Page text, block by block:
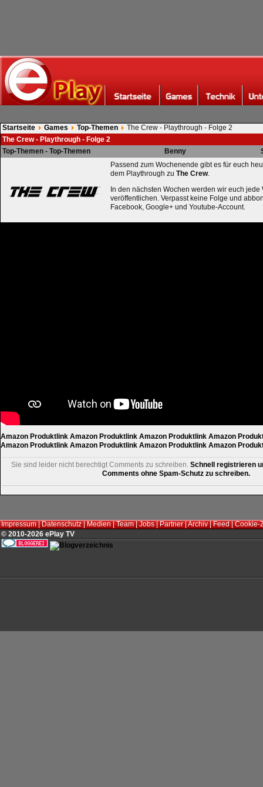
Startseite Games Top-Themen
The Crew - Playthrough - Folge 2
The Crew - Playthrough - Folge 2
Top-Themen - Top-Themen
Benny
Passend zum Wochenende gibt es für euch
dem Playthrough zu The Crew.
In den nächsten Wochen werden wir euch jede
veröffentlichen. Verpasst keine Folge und
Facebook, Google+ und Youtube-Account.
Amazon Produktlink Amazon Produktlink Amazon Produktlink Amazon
Amazon Produktlink Amazon Produktlink Amazon Produktlink Amazon
Sie sind leider nicht berechtigt Comments zu schreiben. Schnell registrieren
Comments ohne Spam-Schutz zu schreiben.
Impressum|Datenschutz|Medien|Team|Jobs|Partner|Archiv|Feed|Cookie-
© 2010-2026 ePlay TV